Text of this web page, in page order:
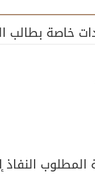
المطلوب النفاذ